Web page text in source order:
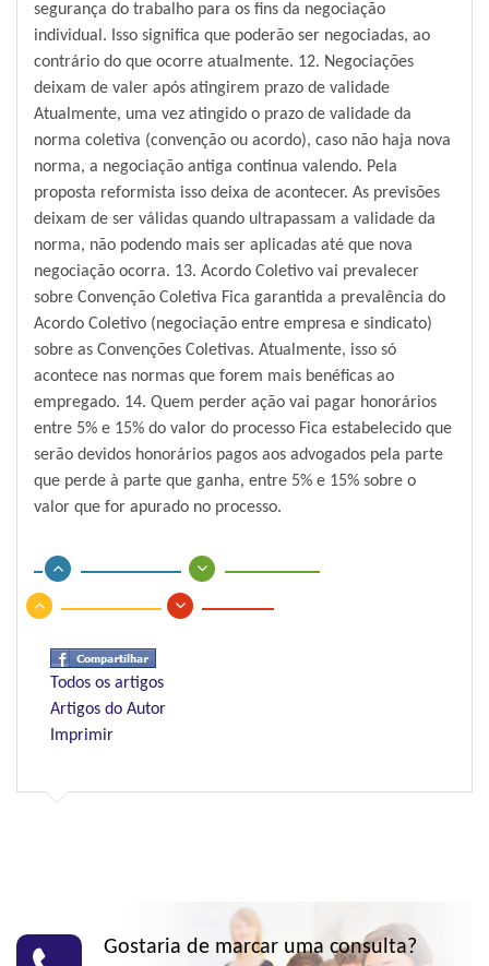
segurança do trabalho para os fins da negociação
individual. Isso significa que poderão ser negociadas, ao
contrário do que ocorre atualmente. 12. Negociações
deixam de valer após atingirem prazo de validade
Atualmente, uma vez atingido o prazo de validade da
norma coletiva (convenção ou acordo), caso não haja nova
norma, a negociação antiga continua valendo. Pela
proposta reformista isso deixa de acontecer. As previsões
deixam de ser válidas quando ultrapassam a validade da
norma, não podendo mais ser aplicadas até que nova
negociação ocorra. 13. Acordo Coletivo vai prevalecer
sobre Convenção Coletiva Fica garantida a prevalência do
Acordo Coletivo (negociação entre empresa e sindicato)
sobre as Convenções Coletivas. Atualmente, isso só
acontece nas normas que forem mais benéficas ao
empregado. 14. Quem perder ação vai pagar honorários
entre 5% e 15% do valor do processo Fica estabelecido que
serão devidos honorários pagos aos advogados pela parte
que perde à parte que ganha, entre 5% e 15% sobre o
valor que for apurado no processo.
Todos os artigos
Artigos do Autor
Imprimir
Gostaria de marcar uma consulta?